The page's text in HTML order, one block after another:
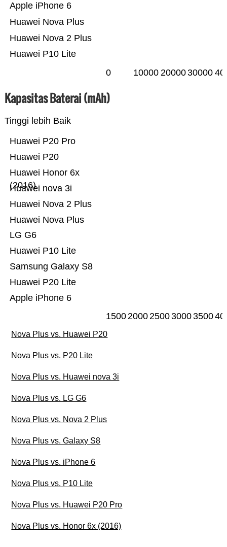
Huawei P10 Lite
Huawei Nova 2 Plus
Huawei Nova Plus
Apple iPhone 6
0 10000 2000030000
Kapasitas Baterai (mAh)
Tinggi lebih Baik
Apple iPhone 6
Huawei P20 Lite
Samsung Galaxy S8
Huawei P10 Lite
LG G6
Huawei Nova Plus
Huawei Nova 2 Plus
Huawei nova 3i
Huawei Honor 6x
(2016)
Huawei P20
Huawei P20 Pro
15002000250030003500
Nova Plus vs. Huawei P20
Nova Plus vs. P20 Lite
Nova Plus vs. Huawei nova 3i
Nova Plus vs. LG G6
Nova Plus vs. Nova 2 Plus
Nova Plus vs. Galaxy S8
Nova Plus vs. iPhone 6
Nova Plus vs. P10 Lite
Nova Plus vs. Huawei P20 Pro
Nova Plus vs. Honor 6x (2016)